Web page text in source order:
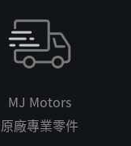
MJ Motors
原廠專業零件